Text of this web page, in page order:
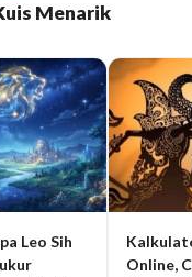
Menarik
Leo Sih
Online,